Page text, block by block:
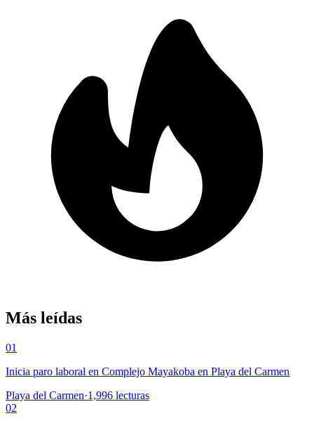
Más leídas
01
Inicia paro laboral en Complejo Mayakoba en Playa del Carmen
Playa del Carmen·1,996 lecturas
02